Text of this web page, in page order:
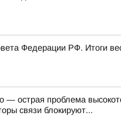
Федерации РФ. Итоги
острая проблема
связи блокируют...